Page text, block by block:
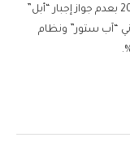
التطبيقات المنافسة، حيث قضت في سبتمبر 2021 بعدم جواز إجبار “أبل”
“آب ستور” ونظام